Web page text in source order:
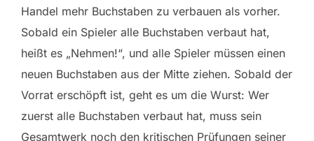
Handel mehr Buchstaben zu verbauen als vorher.
Sobald ein Spieler alle Buchstaben verbaut hat,
heißt es „Nehmen!“, und alle Spieler müssen einen
neuen Buchstaben aus der Mitte ziehen. Sobald der
Vorrat erschöpft ist, geht es um die Wurst: Wer
zuerst alle Buchstaben verbaut hat, muss sein
Gesamtwerk noch den kritischen Prüfungen seiner